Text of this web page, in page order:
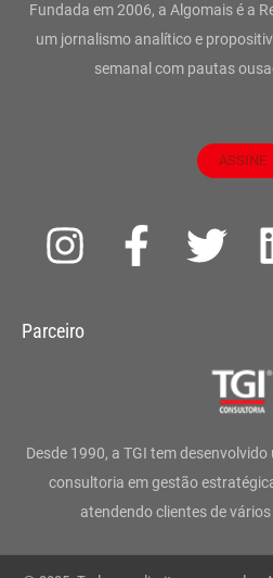
Fundada em 2006, a Algomais é a
um jornalismo analítico e
semanal com pautas
ASSINE
I
s
g
r
a
F
a
o
o
k
T
t
e
r
Parceiro
Desde 1990, a TGI tem
consultoria em gestão
atendendo clientes de